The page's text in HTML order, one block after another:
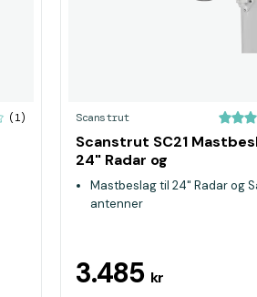
(1) Scanstrut
Scanstrut SC21
24" Radar og
Satcom-/
Mastbeslag til 24" Radar og
antenner
3.485 kr